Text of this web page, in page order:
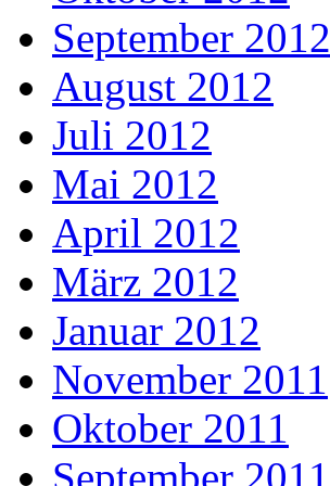
September 2012
August 2012
Juli 2012
Mai 2012
April 2012
März 2012
Januar 2012
November 2011
Oktober 2011